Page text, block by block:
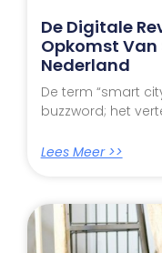
De Digitale
Opkomst Van
Nederland
De term “smart
buzzword; het
Lees Meer >>